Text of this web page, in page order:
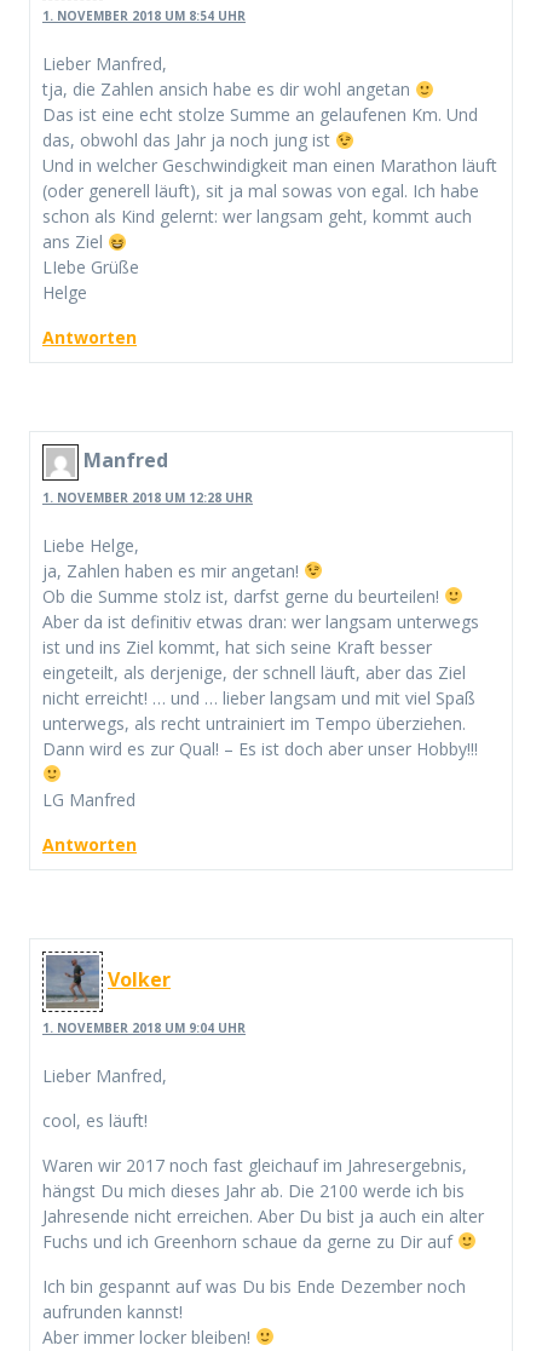
1. NOVEMBER 2018 UM 8:54 UHR
Lieber Manfred,
tja, die Zahlen ansich habe es dir wohl angetan
Das ist eine echt stolze Summe an gelaufenen Km. Und
das, obwohl das Jahr ja noch jung ist
Und in welcher Geschwindigkeit man einen Marathon läuft
(oder generell läuft), sit ja mal sowas von egal. Ich habe
schon als Kind gelernt: wer langsam geht, kommt auch
ans Ziel
LIebe Grüße
Helge
Antworten
Manfred
1. NOVEMBER 2018 UM 12:28 UHR
Liebe Helge,
ja, Zahlen haben es mir angetan!
Ob die Summe stolz ist, darfst gerne du beurteilen!
Aber da ist definitiv etwas dran: wer langsam unterwegs
ist und ins Ziel kommt, hat sich seine Kraft besser
eingeteilt, als derjenige, der schnell läuft, aber das Ziel
nicht erreicht! … und … lieber langsam und mit viel Spaß
unterwegs, als recht untrainiert im Tempo überziehen.
Dann wird es zur Qual! – Es ist doch aber unser Hobby!!!
LG Manfred
Antworten
Volker
1. NOVEMBER 2018 UM 9:04 UHR
Lieber Manfred,
cool, es läuft!
Waren wir 2017 noch fast gleichauf im Jahresergebnis,
hängst Du mich dieses Jahr ab. Die 2100 werde ich bis
Jahresende nicht erreichen. Aber Du bist ja auch ein alter
Fuchs und ich Greenhorn schaue da gerne zu Dir auf
Ich bin gespannt auf was Du bis Ende Dezember noch
aufrunden kannst!
Aber immer locker bleiben!